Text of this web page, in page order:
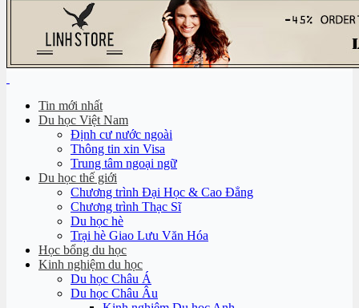
Tin mới nhất
Du học Việt Nam
Định cư nước ngoài
Thông tin xin Visa
Trung tâm ngoại ngữ
Du học thế giới
Chương trình Đại Học & Cao Đẳng
Chương trình Thạc Sĩ
Du học hè
Trại hè Giao Lưu Văn Hóa
Học bổng du học
Kinh nghiệm du học
Du học Châu Á
Du học Châu Âu